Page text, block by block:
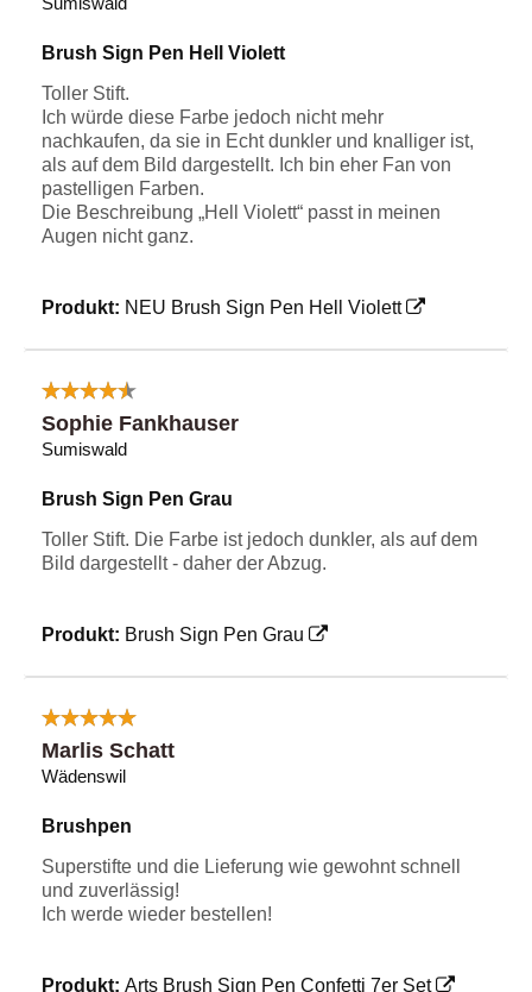
Brush Sign Pen Hell Violett
Toller Stift.
Ich würde diese Farbe jedoch nicht mehr
nachkaufen, da sie in Echt dunkler und knalliger ist,
als auf dem Bild dargestellt. Ich bin eher Fan von
pastelligen Farben.
Die Beschreibung „Hell Violett“ passt in meinen
Augen nicht ganz.
Produkt: NEU Brush Sign Pen Hell Violett
Sophie Fankhauser
Sumiswald
Brush Sign Pen Grau
Toller Stift. Die Farbe ist jedoch dunkler, als auf dem
Bild dargestellt - daher der Abzug.
Produkt: Brush Sign Pen Grau
Marlis Schatt
Wädenswil
Brushpen
Superstifte und die Lieferung wie gewohnt schnell
und zuverlässig!
Ich werde wieder bestellen!
Produkt: Arts Brush Sign Pen Confetti 7er Set